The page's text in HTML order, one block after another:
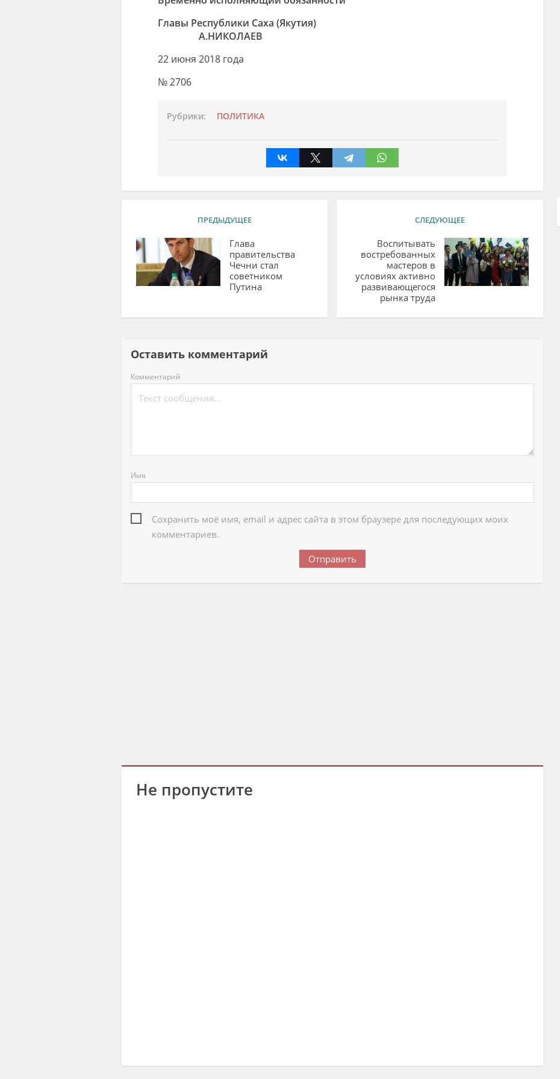
Главы Республики Саха (Якутия)
А.НИКОЛАЕВ
22 июня 2018 года
№ 2706
Рубрики: ПОЛИТИКА
ПРЕДЫДУЩЕЕ
Глава
правительства
Чечни стал
советником
Путина
СЛЕДУЮЩЕЕ
Воспитывать
востребованных
мастеров в
условиях активно
развивающегося
рынка труда
Оставить комментарий
Комментарий
Имя
Сохранить моё имя, email и адрес сайта в этом браузере для последующих моих
комментариев.
Не пропустите